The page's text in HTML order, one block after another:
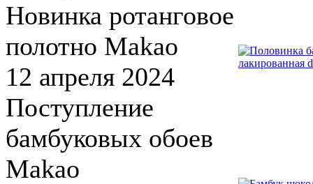
Новинка ротанговое
полотно Makao
12 апреля 2024
Поступление
бамбуковых обоев
Makao